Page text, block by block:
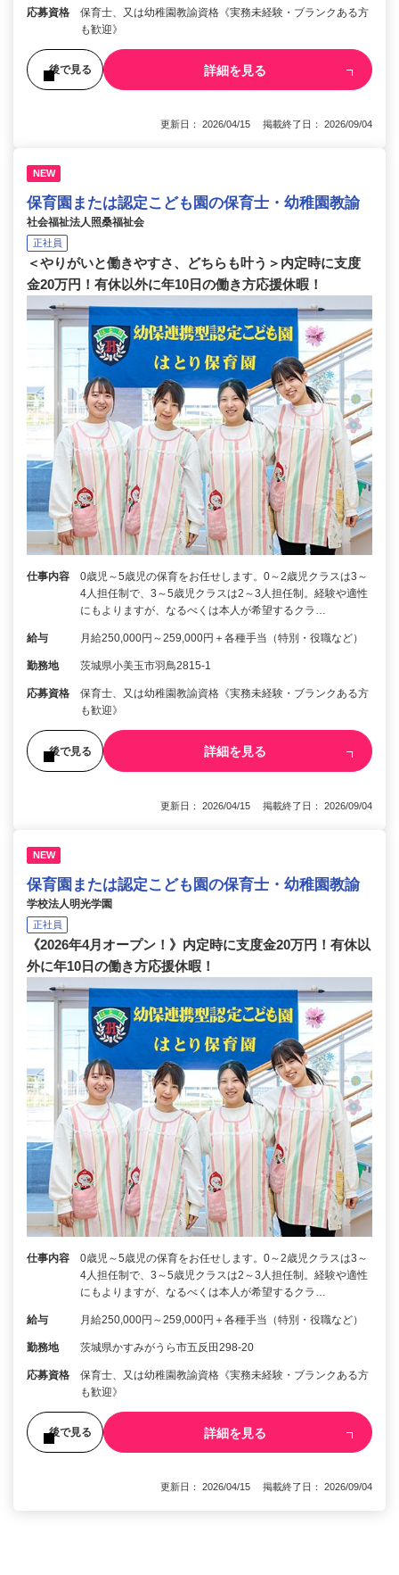
応募資格
保育士、又は幼稚園教諭資格《実務未経験・ブランクある方
も歓迎》
後で見る 詳細を見る
更新日： 2026/04/15 掲載終了日： 2026/09/04
NEW
保育園または認定こども園の保育士・幼稚園教諭
社会福祉法人照桑福祉会
正社員
＜やりがいと働きやすさ、どちらも叶う＞内定時に支度
金20万円！有休以外に年10日の働き方応援休暇！
仕事内容
0歳児～5歳児の保育をお任せします。0～2歳児クラスは3～
4人担任制で、3～5歳児クラスは2～3人担任制。経験や適性
にもよりますが、なるべくは本人が希望するクラ…
給与 月給250,000円～259,000円＋各種手当（特別・役職など）
勤務地 茨城県小美玉市羽鳥2815-1
応募資格
保育士、又は幼稚園教諭資格《実務未経験・ブランクある方
も歓迎》
後で見る 詳細を見る
更新日： 2026/04/15 掲載終了日： 2026/09/04
NEW
保育園または認定こども園の保育士・幼稚園教諭
学校法人明光学園
正社員
《2026年4月オープン！》内定時に支度金20万円！有休以
外に年10日の働き方応援休暇！
仕事内容
0歳児～5歳児の保育をお任せします。0～2歳児クラスは3～
4人担任制で、3～5歳児クラスは2～3人担任制。経験や適性
にもよりますが、なるべくは本人が希望するクラ…
給与 月給250,000円～259,000円＋各種手当（特別・役職など）
勤務地 茨城県かすみがうら市五反田298-20
応募資格
保育士、又は幼稚園教諭資格《実務未経験・ブランクある方
も歓迎》
後で見る 詳細を見る
更新日： 2026/04/15 掲載終了日： 2026/09/04